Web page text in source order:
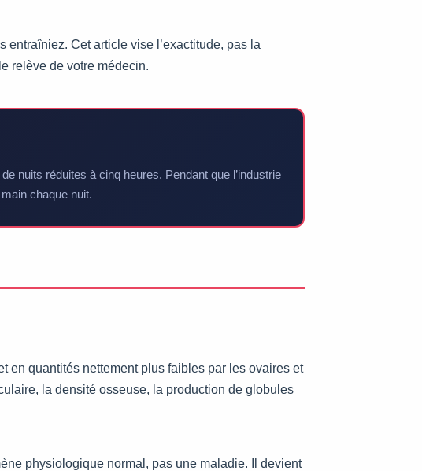
Cet article vise l’exactitude, pas la
relève de votre médecin.
nuits réduites à cinq heures. Pendant que l’industrie
chaque nuit.
en quantités nettement plus faibles par les ovaires et
la densité osseuse, la production de globules
physiologique normal, pas une maladie. Il devient